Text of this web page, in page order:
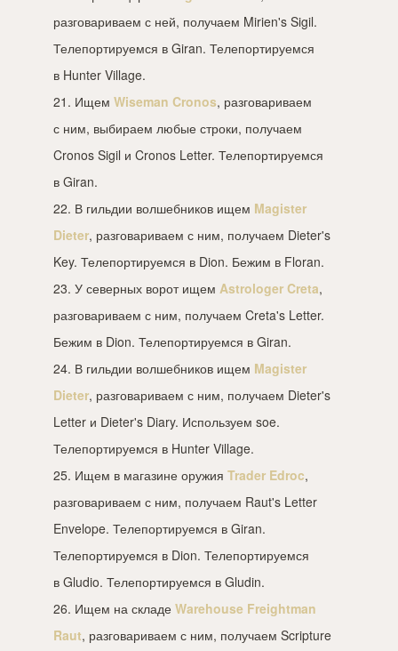
разговариваем с ней, получаем Mirien's Sigil.
Телепортируемся в Giran. Телепортируемся
в Hunter Village.
21. Ищем Wiseman Cronos, разговариваем
с ним, выбираем любые строки, получаем
Cronos Sigil и Cronos Letter. Телепортируемся
в Giran.
22. В гильдии волшебников ищем Magister
Dieter, разговариваем с ним, получаем Dieter's
Key. Телепортируемся в Dion. Бежим в Floran.
23. У северных ворот ищем Astrologer Creta,
разговариваем с ним, получаем Creta's Letter.
Бежим в Dion. Телепортируемся в Giran.
24. В гильдии волшебников ищем Magister
Dieter, разговариваем с ним, получаем Dieter's
Letter и Dieter's Diary. Используем soe.
Телепортируемся в Hunter Village.
25. Ищем в магазине оружия Trader Edroc,
разговариваем с ним, получаем Raut's Letter
Envelope. Телепортируемся в Giran.
Телепортируемся в Dion. Телепортируемся
в Gludio. Телепортируемся в Gludin.
26. Ищем на складе Warehouse Freightman
Raut, разговариваем с ним, получаем Scripture